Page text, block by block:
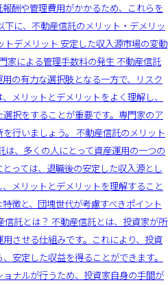
酬や管理費用がかかるため、これらを
に、不動産信託のメリット・デメリッ
トデメリット 安定した収入源市場の変動
家による管理手数料の発生 不動産信託
の有力な選択肢となる一方で、リスク
メリットとデメリットをよく理解し、
択をすることが重要です。専門家のア
行いましょう。 不動産信託のメリット
は、多くの人にとって資産運用の一つの
っては、退職後の安定した収入源とし
メリットとデメリットを理解すること
徴と、団塊世代が考慮すべきポイント
信託とは？ 不動産信託とは、投資家が所
させる仕組みです。これにより、投資
安定した収益を得ることができます。
ナルが行うため、投資家自身の手間が